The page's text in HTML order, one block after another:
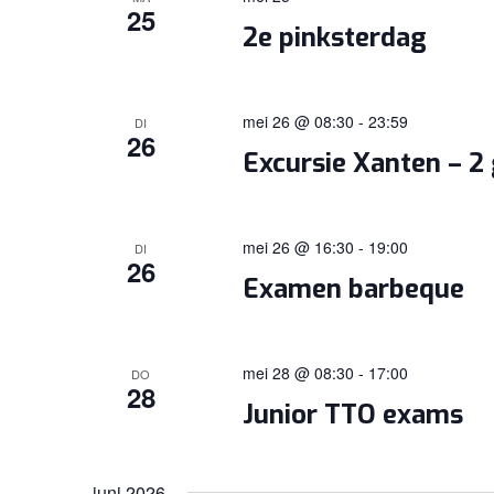
25 2e pinksterdag
DI
26 Excursie Xanten –
mei 26 @ 08:30 - 23:59
DI
26 Examen barbeque
mei 26 @ 16:30 - 19:00
DO
28 Junior TTO exams
mei 28 @ 08:30 - 17:00